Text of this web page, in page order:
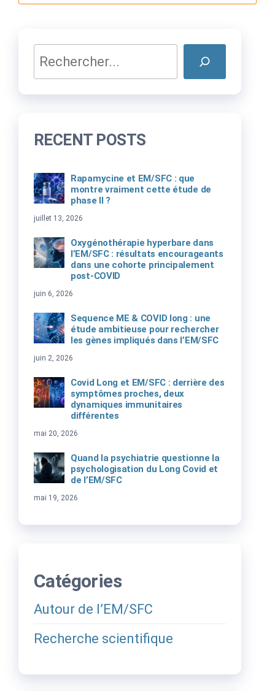
Rechercher
RECENT POSTS
Rapamycine et EM/SFC : que
montre vraiment cette étude de
phase II ?
juillet 13, 2026
Oxygénothérapie hyperbare dans
l’EM/SFC : résultats encourageants
dans une cohorte principalement
post-COVID
juin 6, 2026
Sequence ME & COVID long : une
étude ambitieuse pour rechercher
les gènes impliqués dans l’EM/SFC
juin 2, 2026
Covid Long et EM/SFC : derrière des
symptômes proches, deux
dynamiques immunitaires
différentes
mai 20, 2026
Quand la psychiatrie questionne la
psychologisation du Long Covid et
de l’EM/SFC
mai 19, 2026
Catégories
Autour de l’EM/SFC
Recherche scientifique